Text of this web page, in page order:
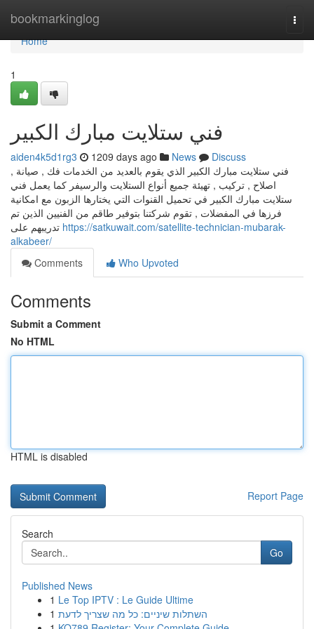
bookmarkinglog
Home
Home
1
فني ستلايت مبارك الكبير
aiden4k5d1rg3 1209 days ago News
Discuss
فني ستلايت مبارك الكبير الذي يقوم بالعديد من الخدمات فك , صيانة ,
اصلاح , تركيب , تهيئة جميع أنواع الستلايت والرسيفر كما يعمل فني
ستلايت مبارك الكبير في تحميل القنوات التي يختارها الزبون مع امكانية
فرزها في المفضلات , تقوم شركتنا بتوفير طاقم من الفنيين الذين تم
https://satkuwait.com/satellite-technician-mubarak-
alkabeer/
Comments
Who Upvoted
Comments
Submit a Comment
No HTML
HTML is disabled
Report Page
Search
Go
Published News
1 Le Top IPTV : Le Guide Ultime
1 השתלות שיניים: כל מה שצריך לדעת